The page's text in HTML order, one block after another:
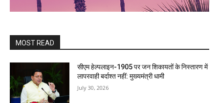
MOST READ
सीएम हेल्पलाइन-1905 पर जन शिकायतों के निस्तारण में
लापरवाही बर्दाश्त नहीं: मुख्यमंत्री धामी
July 30, 2026